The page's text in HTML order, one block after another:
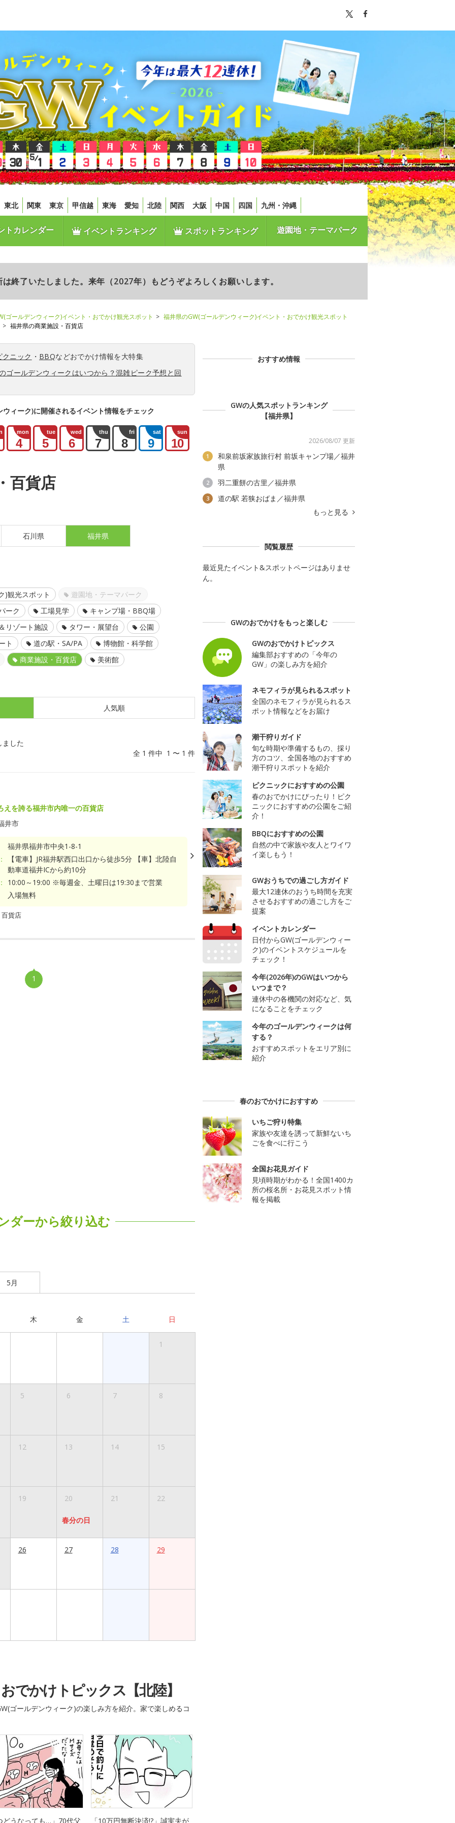
東北 関東 東京 甲信越 東海 愛知 北陸 関西 大阪 中国 四国 九州・沖縄
トカレンダー イベントランキング スポットランキング 遊園地・テーマパーク
終了いたしました。来年（2027年）もどうぞよろしくお願いします。
ゴールデンウィーク)イベント・おでかけ観光スポット
福井県のGW(ゴールデンウィーク)イベント・おでかけ観光スポット
福井県の商業施設・百貨店
クニック ・ BBQなどおでかけ情報を大特集
ゴールデンウィークはいつから？混雑ピーク予想と回
ィーク)に開催されるイベント情報をチェック
mon
4
tue
5
wed
6
thu
7
fri
8
sat
9
sun
10
百貨店
石川県 福井県
)観光スポット
遊園地・テーマパーク
ーク
工場見学
キャンプ場・BBQ場
リゾート施設
タワー・展望台
公園
ト
道の駅・SA/PA
博物館・科学館
商業施設・百貨店
美術館
人気順
した
全 1 件中 1 〜 1 件
えを誇る福井市内唯一の百貨店
井市
福井県福井市中央1-8-1
【電車】JR福井駅西口出口から徒歩5分 【車】北陸自
動車道福井ICから約10分
10:00～19:00 ※毎週金、土曜日は19:30まで営業
入場無料
貨店
1
ダーから絞り込む
5月
木 金 土 日
1
5 6 7 8
12 13 14 15
19 20
春分の日
21 22
26 27 28 29
でかけトピックス【北陸】
ゴールデンウィーク)の楽しみ方を紹介。家で楽しめるコ
どうなっても…」70代父 「10万円無断決済!?」誠実夫が
おすすめ情報
GWの人気スポットランキング
【福井県】
2026/08/07 更新
1
和泉前坂家族旅行村 前坂キャンプ場／福井
県
2 羽二重餅の古里／福井県
3
道の駅 若狭おばま／福井県
もっと見る
閲覧履歴
最近見たイベント&スポットページはありませ
ん。
GWのおでかけをもっと楽しむ
GWのおでかけトピックス
編集部おすすめの「今年の
GW」の楽しみ方を紹介
ネモフィラが見られるスポット
全国のネモフィラが見られるス
ポット情報などをお届け
潮干狩りガイド
旬な時期や準備するもの、採り
方のコツ、全国各地のおすすめ
潮干狩りスポットを紹介
ピクニックにおすすめの公園
春のおでかけにぴったり！ピク
ニックにおすすめの公園をご紹
介！
BBQにおすすめの公園
自然の中で家族や友人とワイワ
イ楽しもう！
GWおうちでの過ごし方ガイド
最大12連休のおうち時間を充実
させるおすすめの過ごし方をご
提案
イベントカレンダー
日付からGW(ゴールデンウィー
ク)のイベントスケジュールを
チェック！
今年(2026年)のGWはいつから
いつまで？
連休中の各機関の対応など、気
になることをチェック
今年のゴールデンウィークは何
する？
おすすめスポットをエリア別に
紹介
春のおでかけにおすすめ
いちご狩り特集
家族や友達を誘って新鮮ないち
ごを食べに行こう
全国お花見ガイド
見頃時期がわかる！全国1400カ
所の桜名所・お花見スポット情
報を掲載